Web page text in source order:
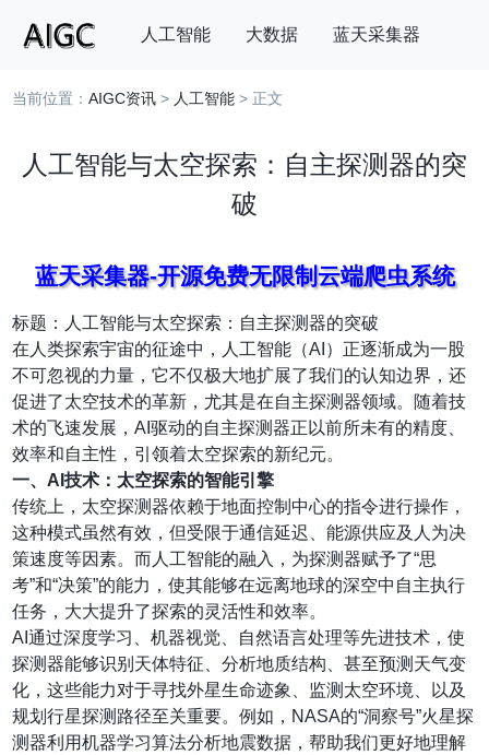
人工智能 大数据 蓝天采集器
搜索
当前位置：AIGC资讯 > 人工智能 > 正文
人工智能与太空探索：自主探测器的突
破
蓝天采集器-开源免费无限制云端爬虫系统
标题：人工智能与太空探索：自主探测器的突破
在人类探索宇宙的征途中，人工智能（AI）正逐渐成为一股
不可忽视的力量，它不仅极大地扩展了我们的认知边界，还
促进了太空技术的革新，尤其是在自主探测器领域。随着技
术的飞速发展，AI驱动的自主探测器正以前所未有的精度、
效率和自主性，引领着太空探索的新纪元。
一、AI技术：太空探索的智能引擎
传统上，太空探测器依赖于地面控制中心的指令进行操作，
这种模式虽然有效，但受限于通信延迟、能源供应及人为决
策速度等因素。而人工智能的融入，为探测器赋予了“思
考”和“决策”的能力，使其能够在远离地球的深空中自主执行
任务，大大提升了探索的灵活性和效率。
AI通过深度学习、机器视觉、自然语言处理等先进技术，使
探测器能够识别天体特征、分析地质结构、甚至预测天气变
化，这些能力对于寻找外星生命迹象、监测太空环境、以及
规划行星探测路径至关重要。例如，NASA的“洞察号”火星探
测器利用机器学习算法分析地震数据，帮助我们更好地理解